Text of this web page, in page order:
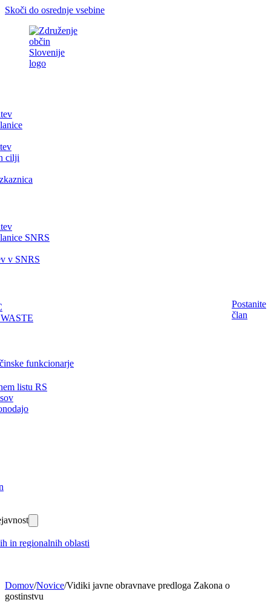
Skoči do osrednje vsebine
cilji
SNRS
v SNRS
funkcionarje
listu RS
in regionalnih oblasti
Postanite
član
Domov/Novice/Vidiki javne obravnave predloga Zakona o
gostinstvu